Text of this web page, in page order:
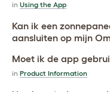
in Using the App
Kan ik een
aansluiten op mijn
Moet ik de app
in Product Information